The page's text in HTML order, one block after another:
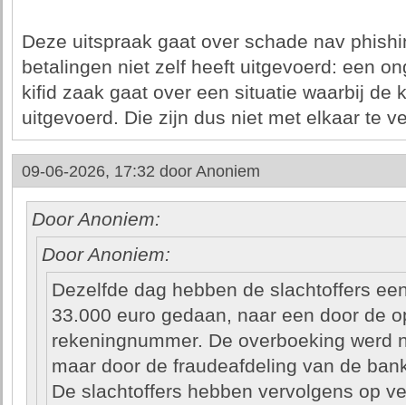
Deze uitspraak gaat over schade nav
betalingen niet zelf heeft uitgevoerd: een
kifid zaak gaat over een situatie waarbij de
uitgevoerd. Die zijn dus niet met elkaar te
09-06-2026, 17:32 door Anoniem
Door Anoniem:
Door Anoniem:
Dezelfde dag hebben de slachtoffers
33.000 euro gedaan, naar een door de
rekeningnummer. De overboeking werd
maar door de fraudeafdeling van de
De slachtoffers hebben vervolgens op